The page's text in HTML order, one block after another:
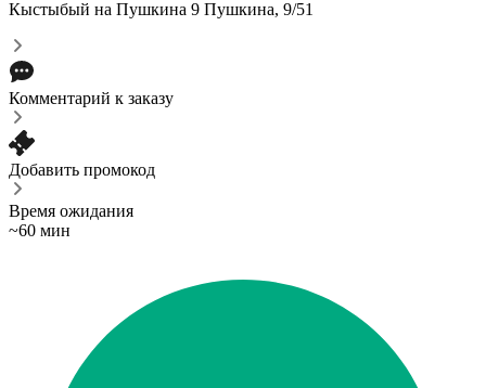
Кыстыбый на Пушкина 9 Пушкина, 9/51
Комментарий к заказу
Добавить промокод
Время ожидания
~60 мин